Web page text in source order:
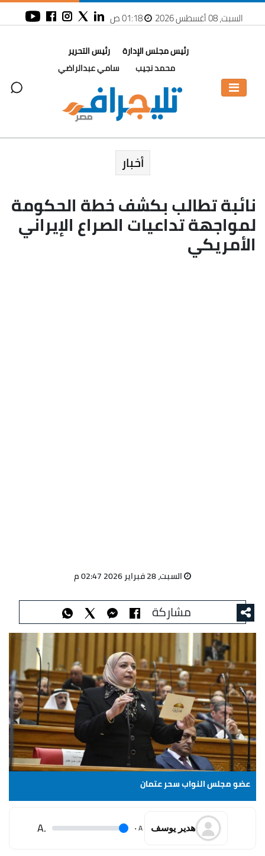
السبت، 08 أغسطس 2026 01:18 ص
رئيس مجلس الإدارة
محمد نجيب
رئيس التحرير
سامي عبدالراضي
أخبار
نائبة تطالب بكشف خطة الحكومة
لمواجهة تداعيات الصراع الإيراني
الأمريكي
السبت، 28 فبراير 2026 02:47 م
مشاركة
عضو مجلس النواب سحر عتمان
هدير يوسف A
.
.A